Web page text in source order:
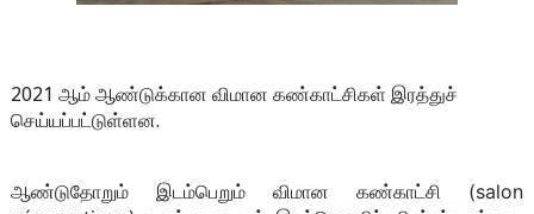
2021 ஆம் ஆண்டுக்கான விமான கண்காட்சிகள் இரத்துச்
செய்யப்பட்டுள்ளன.
ஆண்டுதோறும் இடம்பெறும் விமான கண்காட்சி (salon